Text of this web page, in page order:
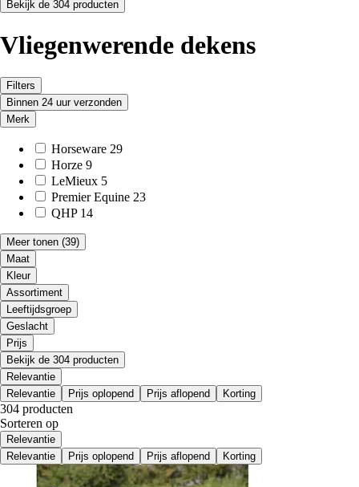
Bekijk de 304 producten
Vliegenwerende dekens
Filters
Binnen 24 uur verzonden
Merk
Horseware 29
Horze 9
LeMieux 5
Premier Equine 23
QHP 14
Meer tonen (39)
Maat
Kleur
Assortiment
Leeftijdsgroep
Geslacht
Prijs
Bekijk de 304 producten
Relevantie
Relevantie
Prijs oplopend Prijs aflopend Korting
304 producten
Sorteren op
Relevantie
Relevantie
Prijs oplopend Prijs aflopend Korting